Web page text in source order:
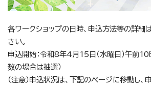
各ワークショップの日時、申込方法等の詳細
さい。
申込開始：令和8年4月15日（水曜日）午前10
数の場合は抽選）
（注意）申込状況は、下記のページに移動し、